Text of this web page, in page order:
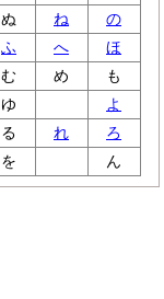
ぬ ね
の
ふ へ
ほ
む め
も
ゆ
よ
る れ
ろ
を ん